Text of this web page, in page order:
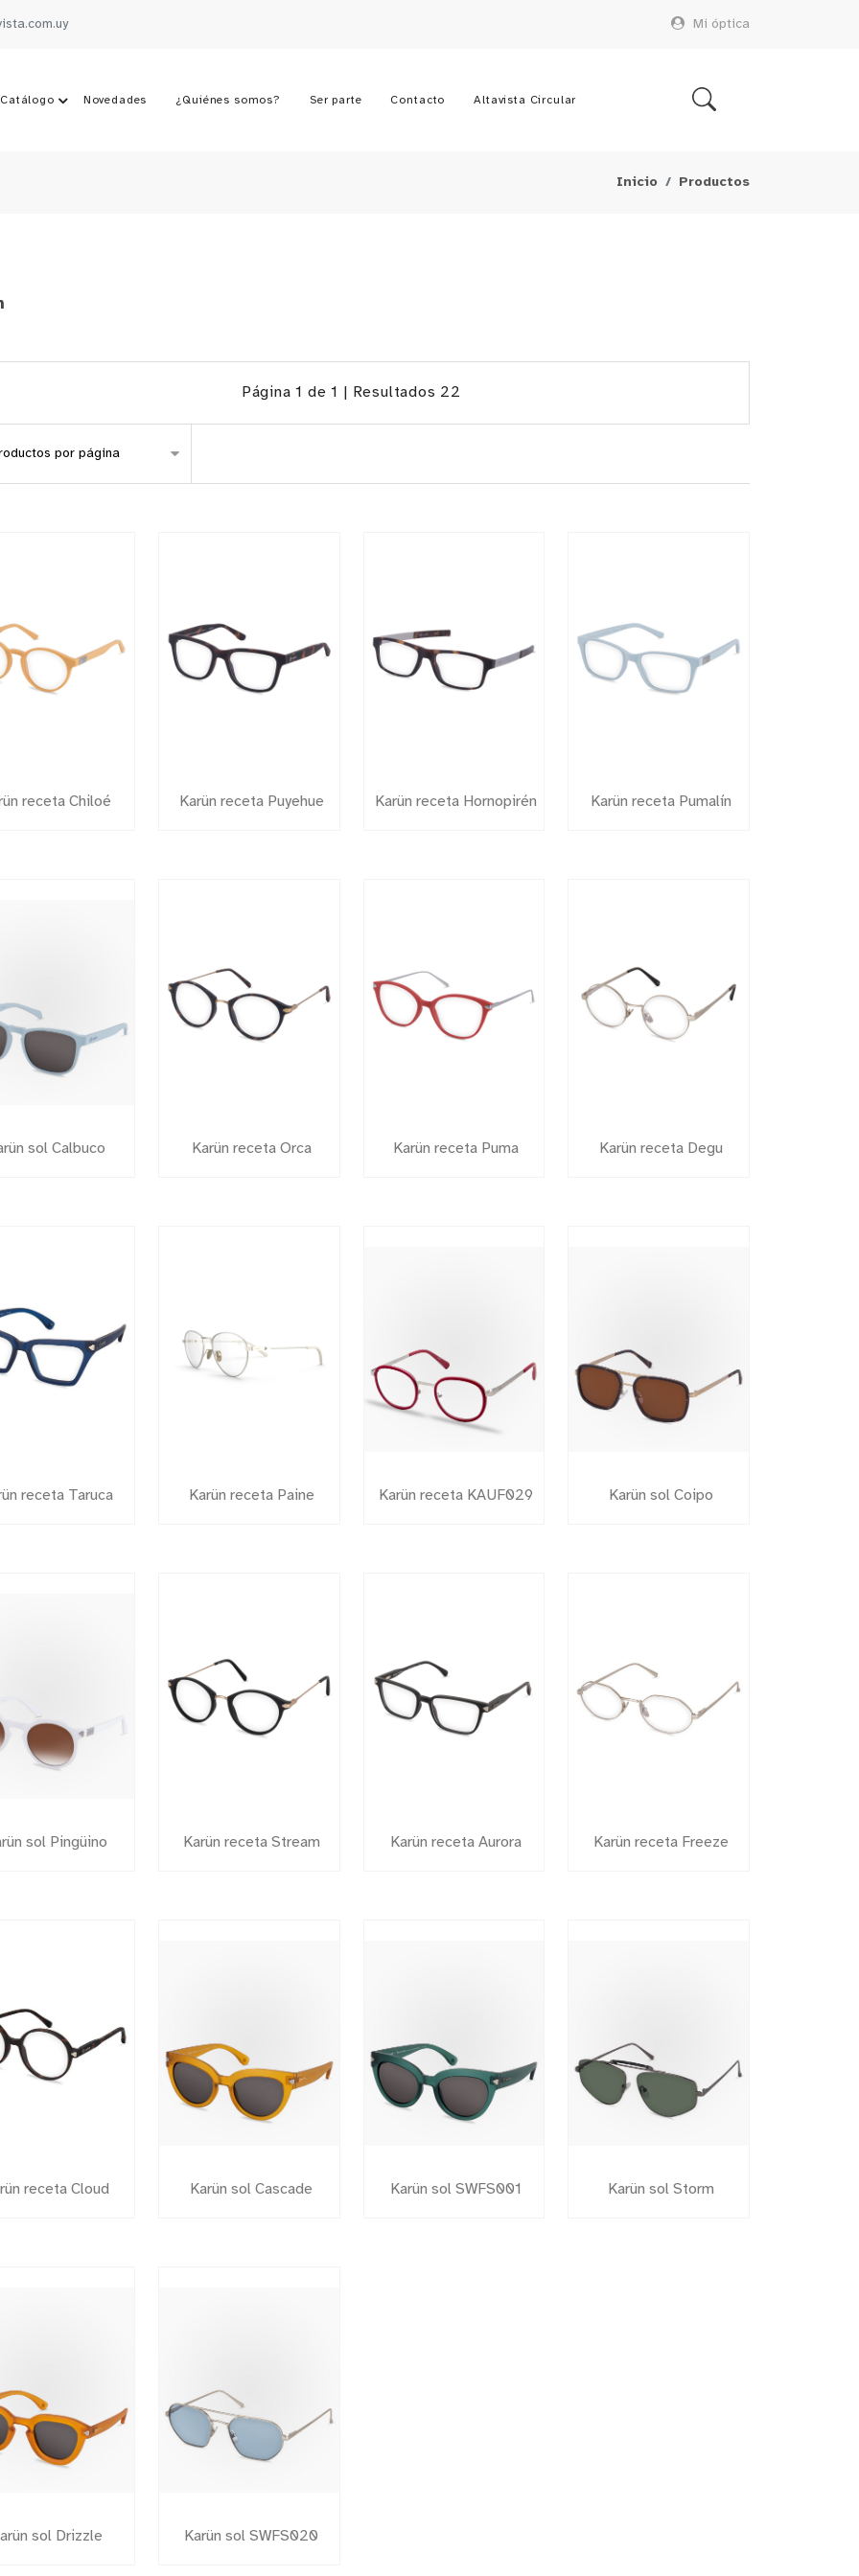
Mi óptica
Catálogo Novedades ¿Quiénes somos? Ser parte Contacto Altavista Circular
Inicio Productos
Página 1 de 1 | Resultados 22
receta Chiloé Karün receta Puyehue Karün receta Hornopirén Karün receta Pumalín
sol Calbuco Karün receta Orca Karün receta Puma Karün receta Degu
receta Taruca Karün receta Paine Karün receta KAUF029 Karün sol Coipo
sol Pingüino Karün receta Stream Karün receta Aurora Karün receta Freeze
receta Cloud Karün sol Cascade Karün sol SWFS001 Karün sol Storm
sol Drizzle Karün sol SWFS020